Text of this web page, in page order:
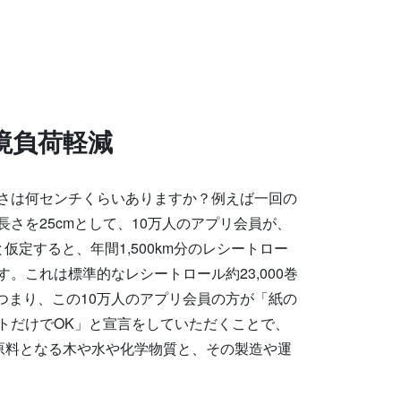
負荷軽減
は何センチくらいありますか？例えば一回の
を25cmとして、10万人のアプリ会員が、
定すると、年間1,500km分のレシートロー
。これは標準的なレシートロール約23,000巻
まり、この10万人のアプリ会員の方が「紙の
けでOK」と宣言をしていただくことで、
となる木や水や化学物質と、その製造や運